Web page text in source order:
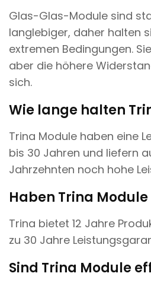
Glas-Glas-Module sind
langlebiger, daher halten
extremen Bedingungen.
aber die höhere
sich.
Wie lange halten
Trina Module haben eine
bis 30 Jahren und liefern
Jahrzehnten noch hohe
Haben Trina
Trina bietet 12 Jahre
zu 30 Jahre
Sind Trina Module